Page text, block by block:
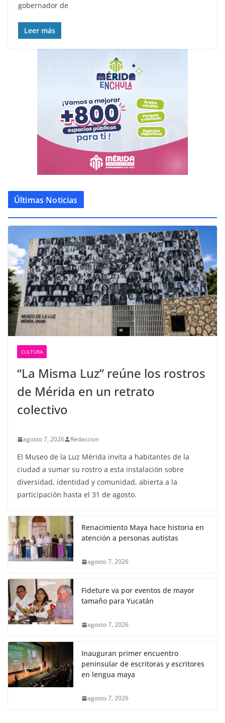
gobernador de
Leer más
Últimas Noticias
CULTURA
“La Misma Luz” reúne los rostros
de Mérida en un retrato
colectivo
agosto 7, 2026 Redaccion
El Museo de la Luz Mérida invita a habitantes de la
ciudad a sumar su rostro a esta instalación sobre
diversidad, identidad y comunidad, abierta a la
participación hasta el 31 de agosto.
Renacimiento Maya hace historia en
atención a personas autistas
agosto 7, 2026
Fideture va por eventos de mayor
tamaño para Yucatán
agosto 7, 2026
Inauguran primer encuentro
peninsular de escritoras y escritores
en lengua maya
agosto 7, 2026